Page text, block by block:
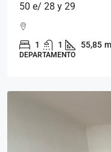
50 e/ 28 y 29
1 1 55,85
DEPARTAMENTO